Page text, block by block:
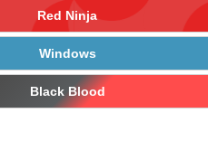
Red Ninja
Windows
Black Blood